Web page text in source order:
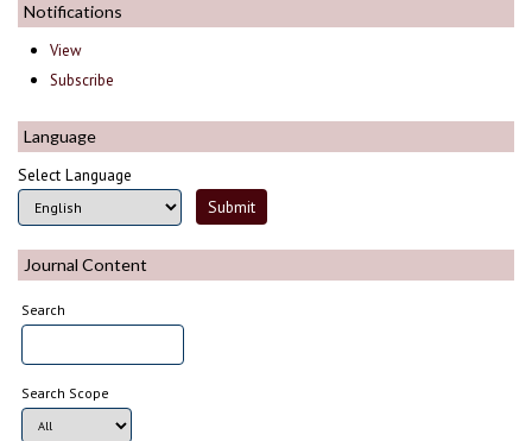
Notifications
View
Subscribe
Language
Select Language
Journal Content
Search
Search Scope